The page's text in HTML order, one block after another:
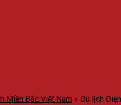
Miền Bắc Việt Nam » Du lịch